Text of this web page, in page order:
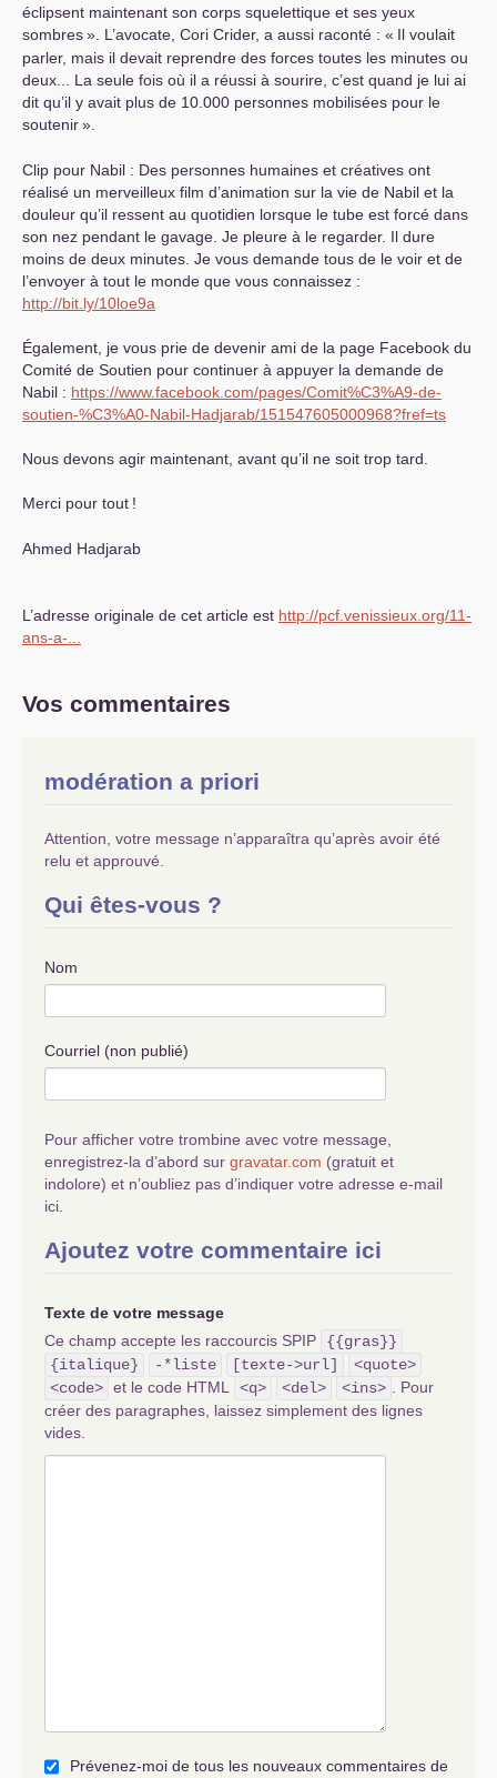
éclipsent maintenant son corps squelettique et ses yeux
sombres». L’avocate, Cori Crider, a aussi raconté : « Il voulait
parler, mais il devait reprendre des forces toutes les minutes ou
deux... La seule fois où il a réussi à sourire, c’est quand je lui ai
dit qu’il y avait plus de 10.000 personnes mobilisées pour le
soutenir».
Clip pour Nabil : Des personnes humaines et créatives ont
réalisé un merveilleux film d’animation sur la vie de Nabil et la
douleur qu’il ressent au quotidien lorsque le tube est forcé dans
son nez pendant le gavage. Je pleure à le regarder. Il dure
moins de deux minutes. Je vous demande tous de le voir et de
l’envoyer à tout le monde que vous connaissez :
http://bit.ly/10loe9a
Également, je vous prie de devenir ami de la page Facebook du
Comité de Soutien pour continuer à appuyer la demande de
Nabil : https://www.facebook.com/pages/Comit%C3%A9-de-
soutien-%C3%A0-Nabil-Hadjarab/151547605000968?fref=ts
Nous devons agir maintenant, avant qu’il ne soit trop tard.
Merci pour tout !
Ahmed Hadjarab
L’adresse originale de cet article est http://pcf.venissieux.org/11-
ans-a-...
Vos commentaires
modération a priori
Attention, votre message n’apparaîtra qu’après avoir été
relu et approuvé.
Qui êtes-vous ?
Nom
Courriel (non publié)
Pour afficher votre trombine avec votre message,
enregistrez-la d’abord sur gravatar.com (gratuit et
indolore) et n’oubliez pas d’indiquer votre adresse e-mail
ici.
Ajoutez votre commentaire ici
Texte de votre message
Ce champ accepte les raccourcis SPIP
{{gras}}
{italique}
-*liste [texte->url]
<quote>
<code> et le code HTML <q> <del> <ins>
. Pour
créer des paragraphes, laissez simplement des lignes
vides.
Prévenez-moi de tous les nouveaux commentaires de